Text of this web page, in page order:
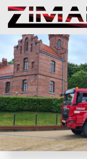
Przejdź do treści